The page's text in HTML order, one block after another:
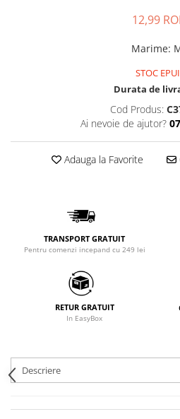
12,99
Marime:
STOC
Durata de
Cod Produs:
Ai nevoie de ajutor?
Adauga la Favorite
TRANSPORT GRATUIT
Pentru comenzi incepand cu 249 lei
RETUR GRATUIT
In EasyBox
Descriere